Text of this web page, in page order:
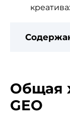
Общая
GEO